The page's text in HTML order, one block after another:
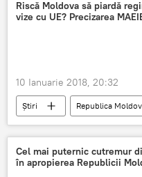
primele cazuri de gripă
Riscă Moldova să piardă
vize cu UE? Precizarea
10 Ianuarie 2018, 20:32
Știri Republica
UE
Vize
regim liberalizat
precizarea ministerului de
Cel mai puternic cutremur
în apropierea Republicii